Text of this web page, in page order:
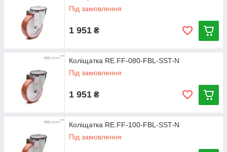
Під замовлення
1 951 ₴
Коліщатка RE.FF-080-FBL-SST-N
Під замовлення
1 951 ₴
Коліщатка RE.FF-100-FBL-SST-N
Під замовлення